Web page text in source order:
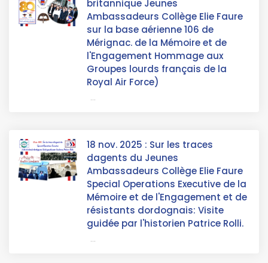
britannique Jeunes
Ambassadeurs Collège Elie Faure
sur la base aérienne 106 de
Mérignac. de la Mémoire et de
l'Engagement Hommage aux
Groupes lourds français de la
Royal Air Force)
...
18 nov. 2025 : Sur les traces
dagents du Jeunes
Ambassadeurs Collège Elie Faure
Special Operations Executive de la
Mémoire et de l'Engagement et de
résistants dordognais: Visite
guidée par l'historien Patrice Rolli.
...